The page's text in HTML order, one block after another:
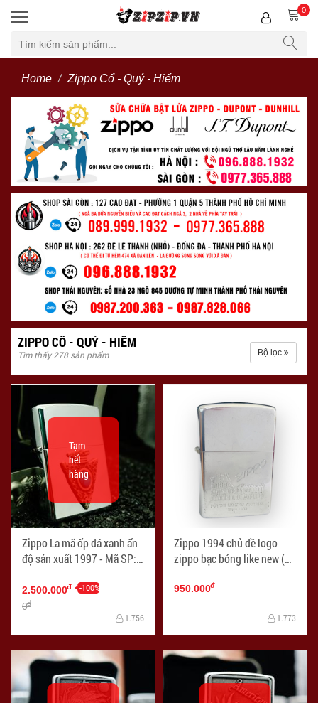
0
Home Zippo Cổ - Quý - Hiếm
ZIPPO CỔ - QUÝ - HIẾM
Tìm thấy 278 sản phẩm Bộ lọc
Zippo La mã ốp đá xanh ấn
độ sản xuất 1997 - Mã SP:
ZPC2984-1
Tạm
hết
hàng
2.500.000đ -100%
0đ
1.756
Zippo 1994 chủ đề logo
zippo bạc bóng like new (đã
qua sử dụng) - Mã SP:
ZPC4257-4
950.000đ
1.773